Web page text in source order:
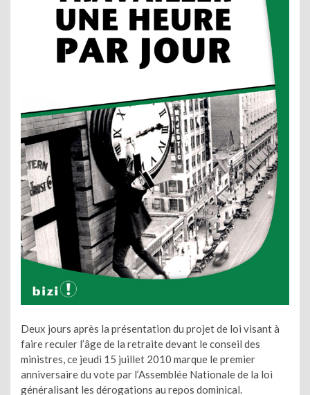
Deux jours après la présentation du projet de loi visant à
faire reculer l’âge de la retraite devant le conseil des
ministres, ce jeudi 15 juillet 2010 marque le premier
anniversaire du vote par l’Assemblée Nationale de la loi
généralisant les dérogations au repos dominical.